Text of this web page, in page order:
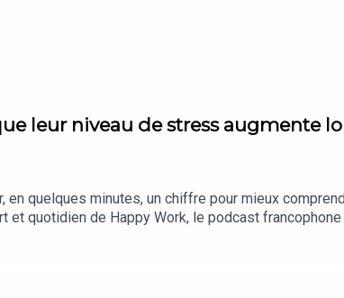
leur niveau de stress augmente
en quelques minutes, un chiffre pour mieux
et quotidien de Happy Work, le podcast
manager ou dirigeant, ces chiffres rappellent une
relativiser, respirer… et avancer un peu plus